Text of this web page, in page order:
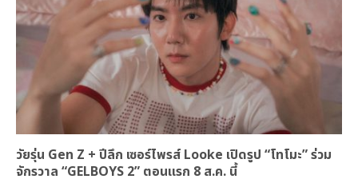
วัยรุ่น Gen Z + ปีลึก เซอร์ไพรส์ Looke เปิดรูป “โทโมะ” ร่วม
จักรวาล “GELBOYS 2” ตอนแรก 8 ส.ค. นี้